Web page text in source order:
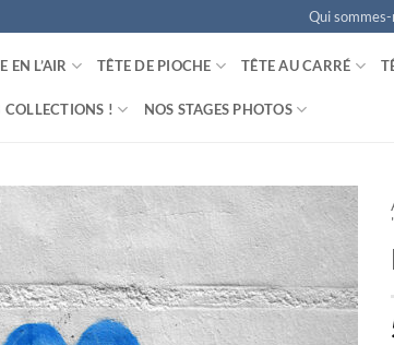
Qui sommes-
EN L’AIR TÊTE DE PIOCHE TÊTE AU CARRÉ
COLLECTIONS ! NOS STAGES PHOTOS
Ajouter
à la
wishlist